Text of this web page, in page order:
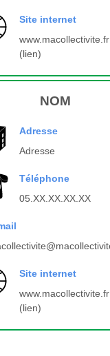
Site internet
www.macollectivite.fr
(lien)
NOM
Adresse
Adresse
Téléphone
05.XX.XX.XX.XX
Site internet
www.macollectivite.fr
(lien)